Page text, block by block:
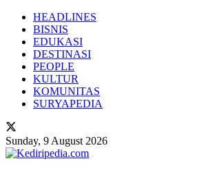
HEADLINES
BISNIS
EDUKASI
DESTINASI
PEOPLE
KULTUR
KOMUNITAS
SURYAPEDIA
Sunday, 9 August 2026